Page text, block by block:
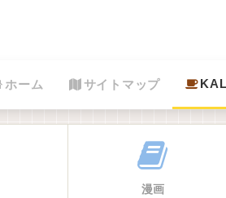
ホーム サイトマップ
漫画